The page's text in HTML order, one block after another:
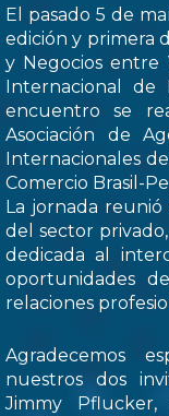
El pasado 5 de
edición y primera
y Negocios entre
Internacional de
encuentro se
Asociación de
Internacionales
Comercio Brasil-
La jornada
del sector
dedicada al
oportunidades
relaciones
Agradecemos
nuestros dos
Jimmy